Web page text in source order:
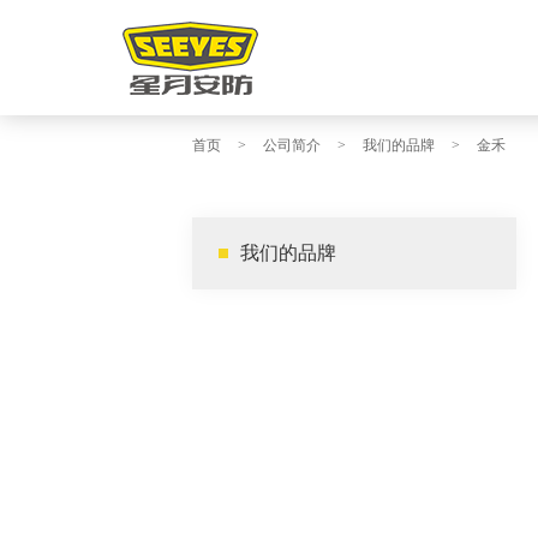
首页 > 公司简介 > 我们的品牌 > 金禾
我们的品牌